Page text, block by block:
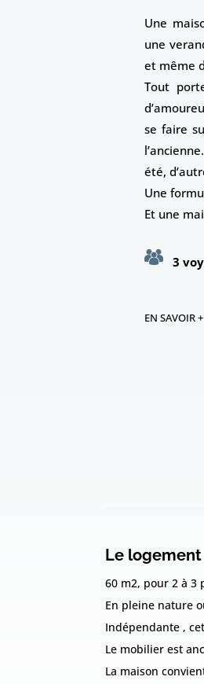
Une
une
et même
Tout
se faire
l’ancienne.
été,
Une
Et une
3
EN SAVOIR +
Le logement
60 m2, pour 2 à 3
En pleine nature
Indépendante ,
Le mobilier est
La maison